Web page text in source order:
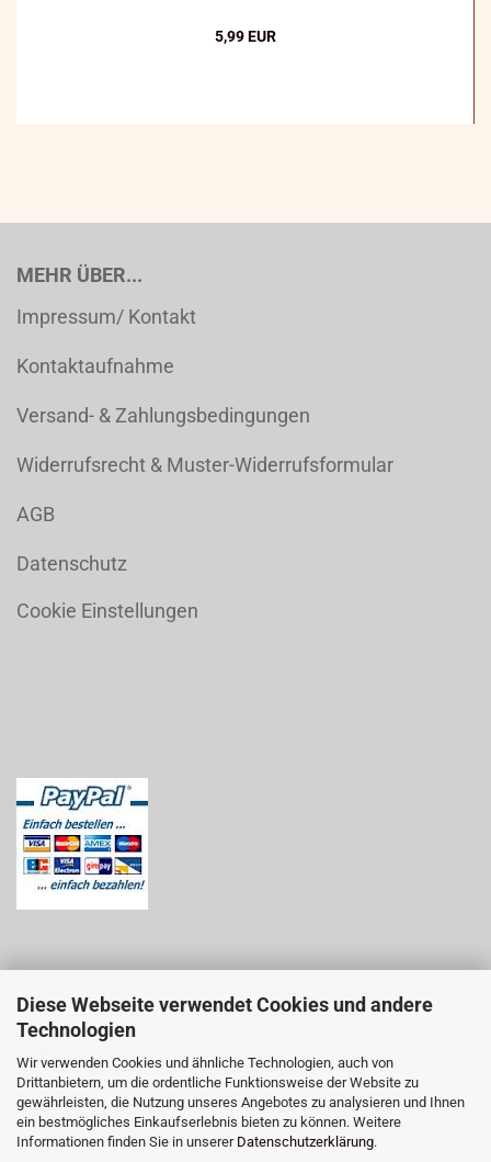
Diese Webseite verwendet Cookies und andere
Technologien
Wir verwenden Cookies und ähnliche Technologien, auch von
Drittanbietern, um die ordentliche Funktionsweise der Website zu
gewährleisten, die Nutzung unseres Angebotes zu analysieren und Ihnen
ein bestmögliches Einkaufserlebnis bieten zu können. Weitere
Informationen finden Sie in unserer Datenschutzerklärung.
5,99 EUR
MEHR ÜBER...
Impressum/ Kontakt
Kontaktaufnahme
Versand- & Zahlungsbedingungen
Widerrufsrecht & Muster-Widerrufsformular
AGB
Datenschutz
Cookie Einstellungen